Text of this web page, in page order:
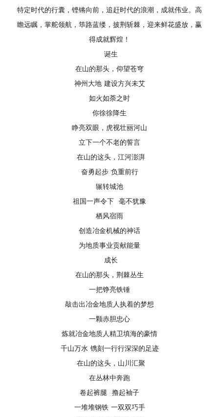
特定时代的行囊，铿锵向前，追赶时代的浪潮，成就伟业。高
瞻远瞩，掌舵领航，筚路蓝缕，披荆斩棘，迎来鲜花盛放，赢
得成就辉煌！
诞生
在山的那头，仰望苍穹
神州大地 建设方兴未艾
如火如荼之时
你徐徐降生
睁亮双眼，虎视壮丽河山
立下一个不老的誓言
在山的这头，江河澎湃
奋勇起步 负重前行
辗转城池
祖国一声令下 毫不犹豫
栖风宿雨
创造冶金机械的神话
为地质事业贡献能量
成长
在山的那头，荆棘丛生
一把铮亮铁锤
敲击出冶金地质人执着的梦想
一颗赤胆忠心
炼就冶金地质人精卫填海的豪情
千山万水 镌刻一行行深深的足迹
在山的这头，山川汇聚
在丛林中奔跑
卷起裤腿 撸起袖子
一堆堆钢铁 一双双巧手